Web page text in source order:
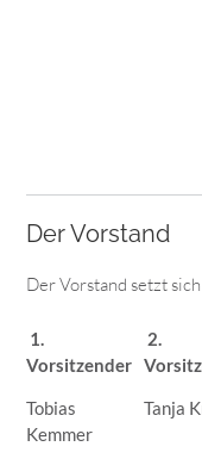
Der Vorstand
Der Vorstand setzt
1.
Vorsitzender
2.
Tobias
Kemmer
Tanja